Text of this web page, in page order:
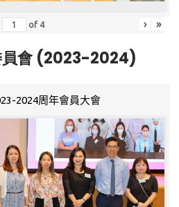
of 4 › »
員會 (2023-2024)
2024周年會員大會